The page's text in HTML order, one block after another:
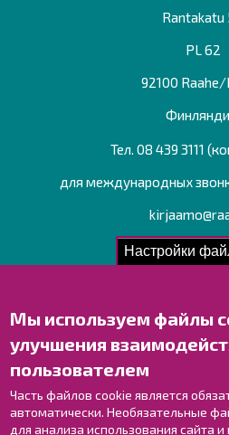
Настройки
Мы используем файлы
улучшения
пользователем
Часть файлов cookie является
автоматически. Необязательные
для анализа использования сайта
Rantakatu
PL 62
92100
Тел. 08 439 3111
для международных
Рег. номер:
Свяжитесь
Оставьте
Контактные
Карта с